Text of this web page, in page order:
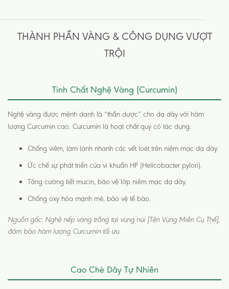
THÀNH PHẦN VÀNG & CÔNG DỤNG VƯỢT
TRỘI
Tinh Chất Nghệ Vàng (Curcumin)
Nghệ vàng được mệnh danh là “thần dược” cho dạ dày với hàm
lượng Curcumin cao. Curcumin là hoạt chất quý có tác dụng:
Chống viêm, làm lành nhanh các vết loét trên niêm mạc dạ dày.
Ức chế sự phát triển của vi khuẩn HP (Helicobacter pylori).
Tăng cường tiết mucin, bảo vệ lớp niêm mạc dạ dày.
Chống oxy hóa mạnh mẽ, bảo vệ tế bào.
Nguồn gốc: Nghệ nếp vàng trồng tại vùng núi [Tên Vùng Miền Cụ Thể],
đảm bảo hàm lượng Curcumin tối ưu.
Cao Chè Dây Tự Nhiên